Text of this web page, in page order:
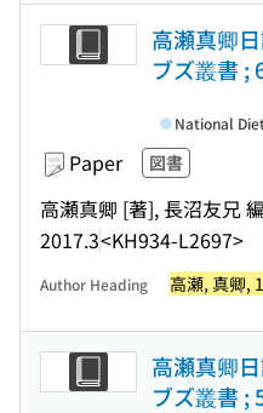
高瀬真卿
ブズ叢書 ;
Paper 図書
高瀬真卿 [著], 長沼友兄 編
2017.3<KH934-L2697>
National
Author Heading 高瀬, 真卿,
高瀬真卿
ブズ叢書 ;